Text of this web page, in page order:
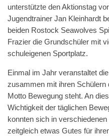
unterstützte den Aktionstag
Jugendtrainer Jan Kleinhardt
beiden Rostock Seawolves
Frazier die Grundschüler mit
schuleigenen Sportplatz.
Einmal im Jahr veranstaltet
zusammen mit ihren Schülern
Motto Bewegung steht. An
Wichtigkeit der täglichen
konnten sich in
zeitgleich etwas Gutes für